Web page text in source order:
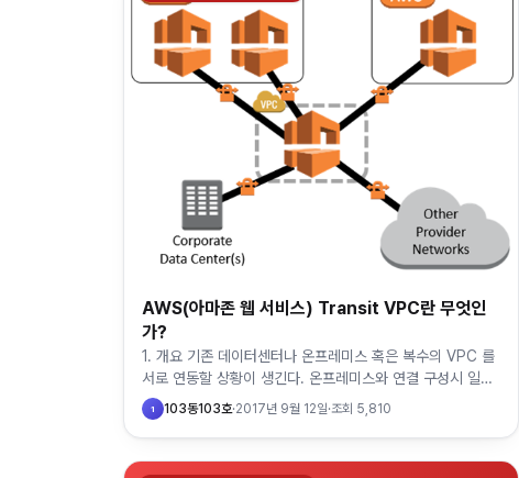
AWS(아마존 웹 서비스) Transit VPC란 무엇인
가?
1. 개요 기존 데이터센터나 온프레미스 혹은 복수의 VPC 를
서로 연동할 상황이 생긴다. 온프레미스와 연결 구성시 일반
적인 방법은 Direct Connect이다. 이는 모든 VPC 에 가
상 회선을…
1 103동103호·2017년 9월 12일·조회 5,810